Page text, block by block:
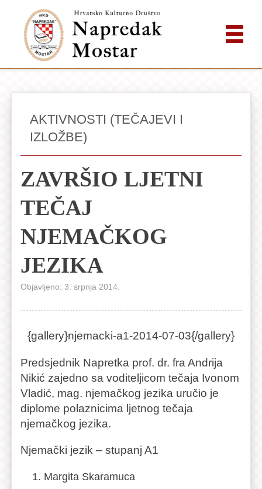
AKTIVNOSTI (TEČAJEVI I
IZLOŽBE)
ZAVRŠIO LJETNI
TEČAJ
NJEMAČKOG
JEZIKA
Objavljeno: 3. srpnja 2014.
{gallery}njemacki-a1-2014-07-03{/gallery}
Predsjednik Napretka prof. dr. fra Andrija
Nikić zajedno sa voditeljicom tečaja Ivonom
Vladić, mag. njemačkog jezika uručio je
diplome polaznicima ljetnog tečaja
njemačkog jezika.
Njemački jezik – stupanj A1
Margita Skaramuca